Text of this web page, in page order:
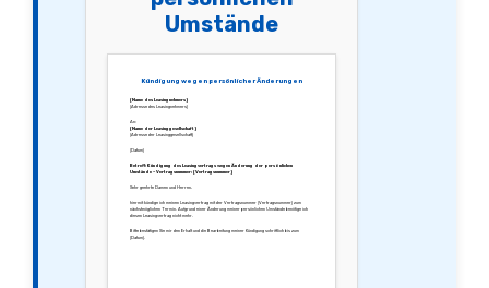
Umstände
Kündigung wegen persönlicher Änderungen
[Name des Leasingnehmers]
[Adresse des Leasingnehmers]
An:
[Name der Leasinggesellschaft]
[Adresse der Leasinggesellschaft]
[Datum]
Betreff: Kündigung des Leasingvertrags wegen Änderung der persönlichen
Umstände – Vertragsnummer: [Vertragsnummer]
Sehr geehrte Damen und Herren,
hiermit kündige ich meinen Leasingvertrag mit der Vertragsnummer [Vertragsnummer] zum
nächstmöglichen Termin. Aufgrund einer Änderung meiner persönlichen Umstände benötige ich
diesen Leasingvertrag nicht mehr.
Bitte bestätigen Sie mir den Erhalt und die Bearbeitung meiner Kündigung schriftlich bis zum
[Datum].